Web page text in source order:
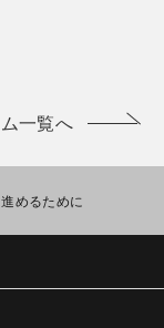
一覧へ
めるために